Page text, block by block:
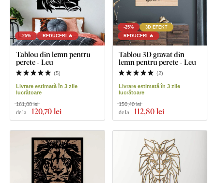
-25% REDUCERI 🔥
Tablou din lemn pentru
perete - Leu
(5)
Livrare estimată în 3 zile
lucrătoare
de la 120,70 lei
161,00 lei
-25%
3D EFEKT
REDUCERI 🔥
Tablou 3D gravat din
lemn pentru perete - Leu
(2)
Livrare estimată în 3 zile
lucrătoare
de la 112,80 lei
150,40 lei